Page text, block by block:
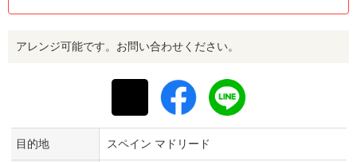
アレンジ可能です。お問い合わせください。
目的地 スペイン マドリード